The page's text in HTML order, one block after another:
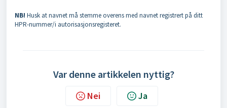
NB! Husk at navnet må stemme overens med navnet registrert på ditt
HPR-nummer/i autorisasjonsregisteret.
Var denne artikkelen nyttig?
Nei Ja